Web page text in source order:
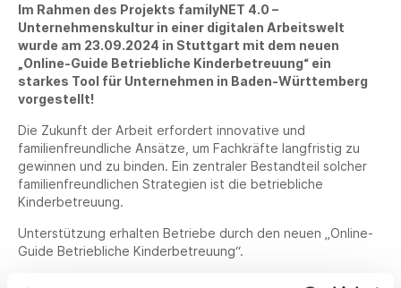
Im Rahmen des Projekts familyNET 4.0 –
Unternehmenskultur in einer digitalen Arbeitswelt
wurde am 23.09.2024 in Stuttgart mit dem neuen
„Online-Guide Betriebliche Kinderbetreuung“ ein
starkes Tool für Unternehmen in Baden-Württemberg
vorgestellt!
Die Zukunft der Arbeit erfordert innovative und
familienfreundliche Ansätze, um Fachkräfte langfristig zu
gewinnen und zu binden. Ein zentraler Bestandteil solcher
familienfreundlichen Strategien ist die betriebliche
Kinderbetreuung.
Unterstützung erhalten Betriebe durch den neuen „Online-
Guide Betriebliche Kinderbetreuung“.